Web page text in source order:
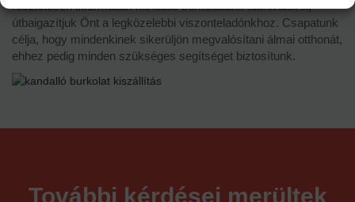
részletesen informáltuk kandalló burkolataink tudnivalóiról,
útbaigazítjuk Önt a legközelebbi viszonteladónkhoz. Csapatunk
célja, hogy mindenkinek sikerüljön megvalósítani álmai otthonát,
ehhez pedig minden szükséges segítséget biztosítunk.
További kérdései merültek